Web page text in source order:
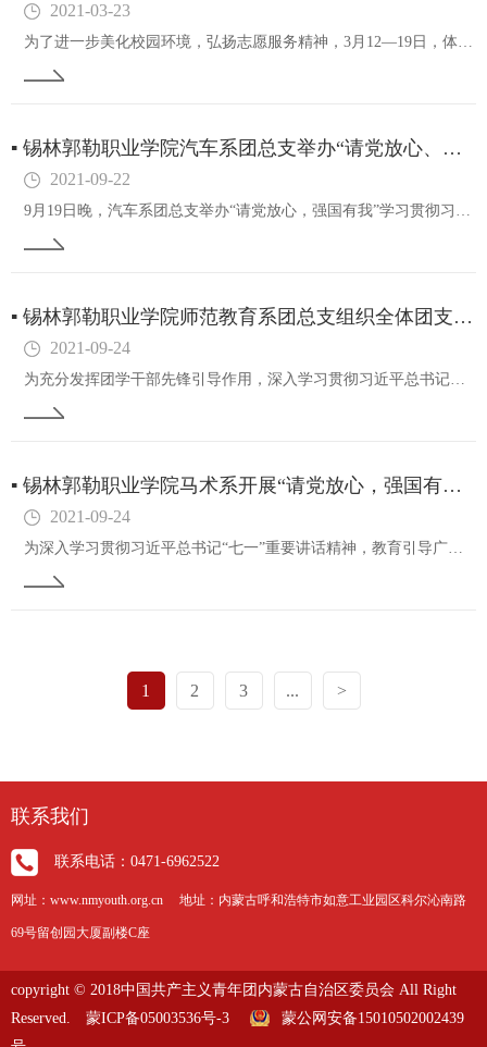
2021-03-23
为了进一步美化校园环境，弘扬志愿服务精神，3月12—19日，体育系团总支开展“青春志愿行、建功新时代”志愿服务活动。活动中，各支部分别在教学楼、体育场、学生公寓等场地开展垃圾清扫工作。志愿者们拿着清洁工具，干劲十足，将卫生死角清理干净，铲除…
▪ 锡林郭勒职业学院汽车系团总支举办“请党放心、强国有我”学习贯彻习近平总书记七一重要讲话精神主题团日活动
2021-09-22
9月19日晚，汽车系团总支举办“请党放心，强国有我”学习贯彻习近平总书记七一重要讲话精神主题团日活动。活动上，各支部共同重温习近平总书记重要讲话。总书记掷地有声、振奋人心的讲话令大家倍感振奋、倍受鼓舞、纷纷发表感想：作为新时代青年要切实担负…
▪ 锡林郭勒职业学院师范教育系团总支组织全体团支部书记开展“民族大团结共铸中国梦”主题团日活动
2021-09-24
为充分发挥团学干部先锋引导作用，深入学习贯彻习近平总书记在全国民族团结进步表彰大会上的重要讲话精神，进一步铸牢中华民族共同体意识，师范教育系团总支组织全体团支部书记开展“民族大团结共铸中国梦”主题团日活动。此次团日活动由学教2011团支部书…
▪ 锡林郭勒职业学院马术系开展“请党放心，强国有我”学习贯彻习近平总书记七一重要讲话精神主题团日活动
2021-09-24
为深入学习贯彻习近平总书记“七一”重要讲话精神，教育引导广大团员青年弘扬伟大建党精神、激发磅礴奋进伟力，马术系组织20级团支部于9月22日开展“请党放心，强国有我”学习贯彻习近平总书记七一重要讲话精神主题团日活动。活动中，通过对习近平总书记…
1 2 3 ... >
联系我们
联系电话：0471-6962522
网址：www.nmyouth.org.cn 地址：内蒙古呼和浩特市如意工业园区科尔沁南路
69号留创园大厦副楼C座
copyright © 2018中国共产主义青年团内蒙古自治区委员会 All Right
Reserved. 蒙ICP备05003536号-3
蒙公网安备15010502002439